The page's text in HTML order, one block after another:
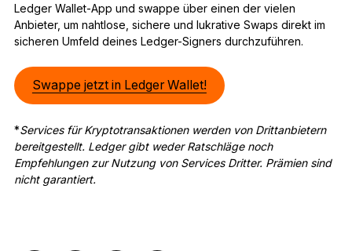
Ledger Wallet-App und swappe über einen der vielen
Anbieter, um nahtlose, sichere und lukrative Swaps direkt im
sicheren Umfeld deines Ledger-Signers durchzuführen.
Swappe jetzt in Ledger Wallet!
*Services für Kryptotransaktionen werden von Drittanbietern
bereitgestellt. Ledger gibt weder Ratschläge noch
Empfehlungen zur Nutzung von Services Dritter. Prämien sind
nicht garantiert.